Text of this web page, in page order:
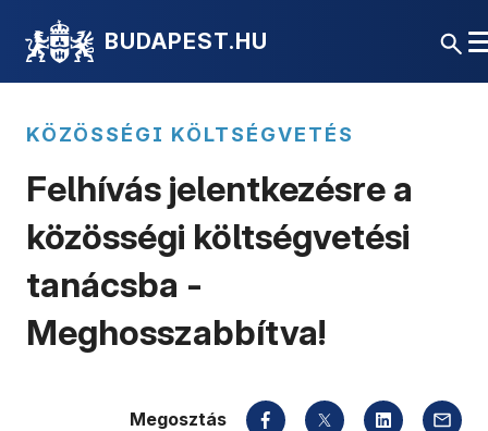
BUDAPEST.HU
KÖZÖSSÉGI KÖLTSÉGVETÉS
Felhívás jelentkezésre a
közösségi költségvetési
tanácsba -
Meghosszabbítva!
Megosztás